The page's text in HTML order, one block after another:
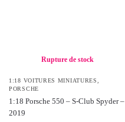
Rupture de stock
1:18 VOITURES MINIATURES
PORSCHE
1:18 Porsche 550 – S-Club Spyder –
2019